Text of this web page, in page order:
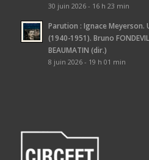
30 juin 2026 - 16 h 23 min
Parution : Ignace Meyerson.
(1940-1951). Bruno
BEAUMATIN (dir.)
8 juin 2026 - 19 h 01 min